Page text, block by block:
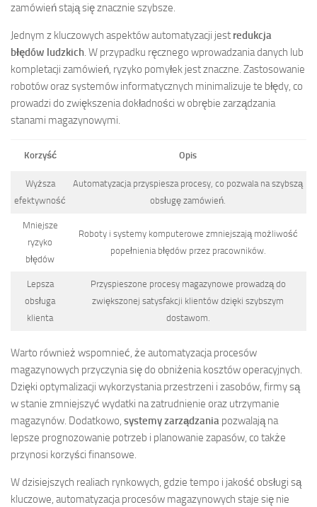
zamówień stają się znacznie szybsze.
Jednym z kluczowych aspektów automatyzacji jest redukcja
błędów ludzkich. W przypadku ręcznego wprowadzania danych lub
kompletacji zamówień, ryzyko pomyłek jest znaczne. Zastosowanie
robotów oraz systemów informatycznych minimalizuje te błędy, co
prowadzi do zwiększenia dokładności w obrębie zarządzania
stanami magazynowymi.
Korzyść Opis
Wyższa
efektywność
Automatyzacja przyspiesza procesy, co pozwala na szybszą
obsługę zamówień.
Mniejsze
ryzyko
błędów
Roboty i systemy komputerowe zmniejszają możliwość
popełnienia błędów przez pracowników.
Lepsza
obsługa
klienta
Przyspieszone procesy magazynowe prowadzą do
zwiększonej satysfakcji klientów dzięki szybszym
dostawom.
Warto również wspomnieć, że automatyzacja procesów
magazynowych przyczynia się do obniżenia kosztów operacyjnych.
Dzięki optymalizacji wykorzystania przestrzeni i zasobów, firmy są
w stanie zmniejszyć wydatki na zatrudnienie oraz utrzymanie
magazynów. Dodatkowo, systemy zarządzania pozwalają na
lepsze prognozowanie potrzeb i planowanie zapasów, co także
przynosi korzyści finansowe.
W dzisiejszych realiach rynkowych, gdzie tempo i jakość obsługi są
kluczowe, automatyzacja procesów magazynowych staje się nie